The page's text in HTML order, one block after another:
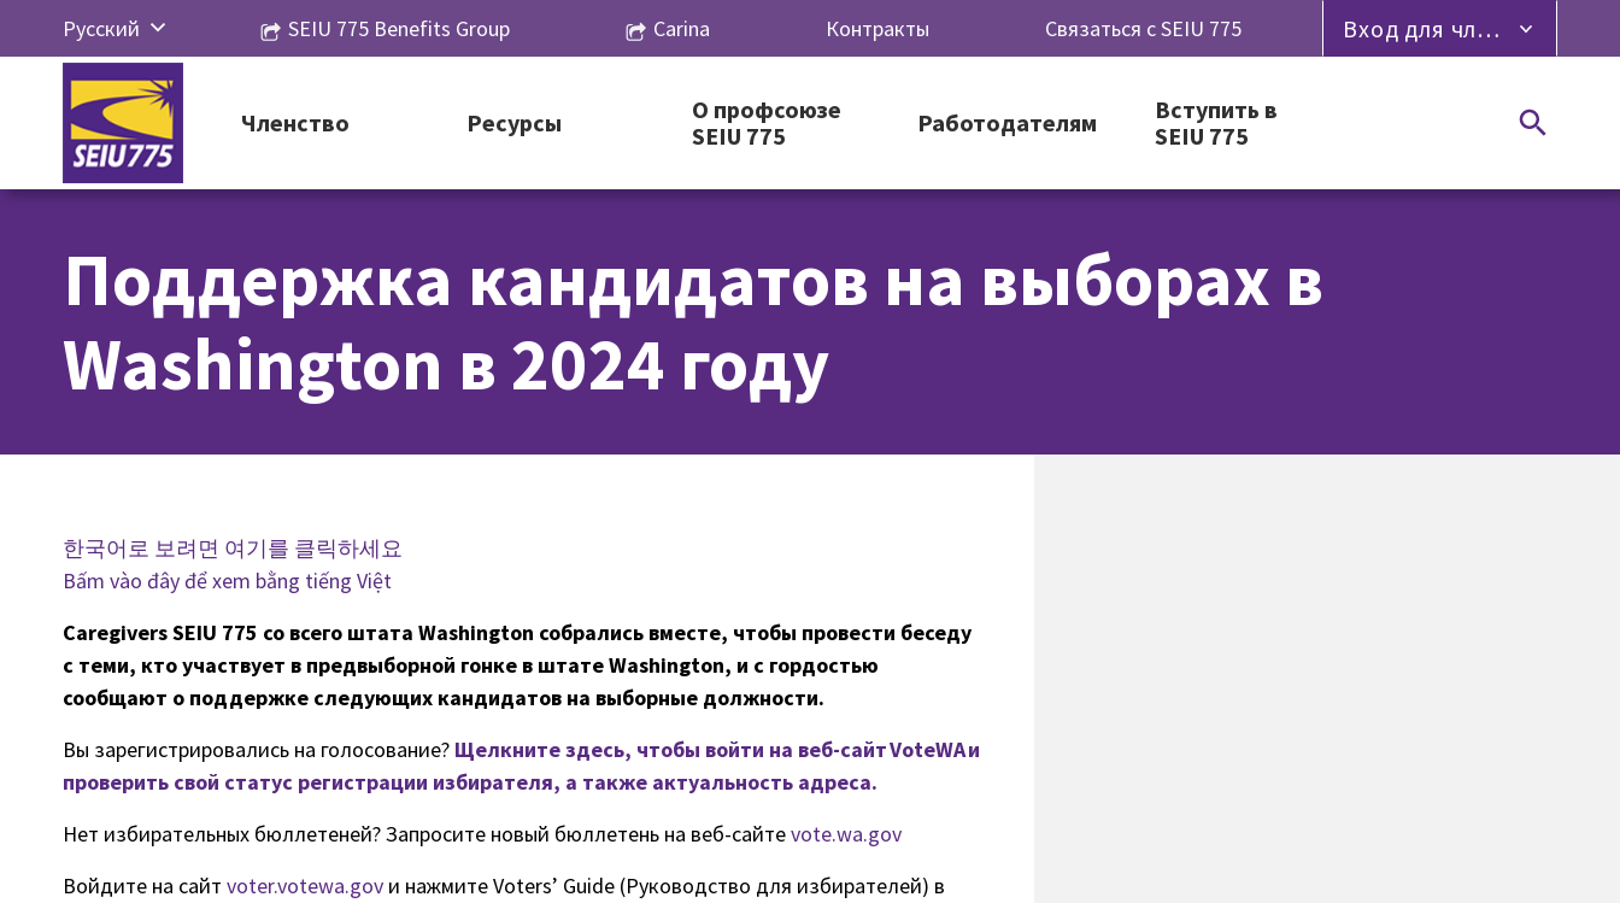
Перейти
контенту
Русский
English
Español
简体中
文
한국어
Tiếng
Việt
SEIU 775 Benefits Group Carina Контракты Связаться с SEIU 775 Вход для членов профсоюза
Членство Ресурсы
О профсоюзе
SEIU 775
Работодателям
Вступить в
SEIU 775
Поддержка кандидатов на выборах в
Washington в 2024 году
한국어로 보려면 여기를 클릭하세요
Bấm vào đây để xem bằng tiếng Việt
Caregivers SEIU 775 со всего штата Washington собрались вместе, чтобы провести беседу
с теми, кто участвует в предвыборной гонке в штате Washington, и с гордостью
сообщают о поддержке следующих кандидатов на выборные должности.
Вы зарегистрировались на голосование? Щелкните здесь, чтобы войти на веб-сайт VoteWA и
проверить свой статус регистрации избирателя, а также актуальность адреса.
Нет избирательных бюллетеней? Запросите новый бюллетень на веб-сайтеvote.wa.gov
Войдите на сайт voter.votewa.gov и нажмите Voters’ Guide (Руководство для избирателей) в